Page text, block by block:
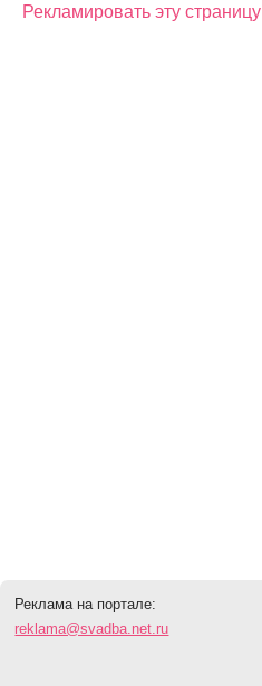
Рекламировать эту страницу
Реклама на портале:
reklama@svadba.net.ru